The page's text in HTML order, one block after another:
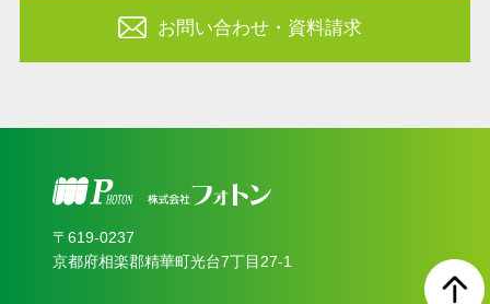
お問い合わせ・資料請求
〒619‐0237
京都府相楽郡精華町光台7丁目27-1